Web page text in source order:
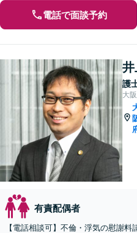
電話で面談予約
護
大
有責配偶者
【電話相談可】不倫・浮気の慰謝